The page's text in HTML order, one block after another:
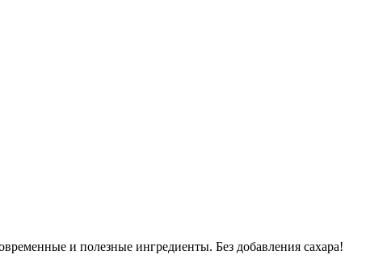
и полезные ингредиенты. Без добавления сахара!